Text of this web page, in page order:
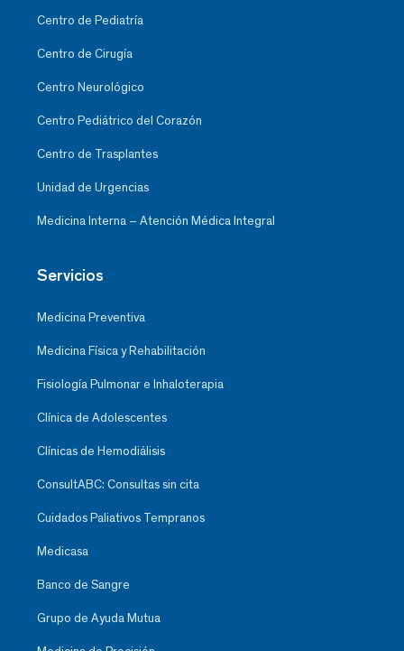
Centro de Pediatría
Centro de Cirugía
Centro Neurológico
Centro Pediátrico del Corazón
Centro de Trasplantes
Unidad de Urgencias
Medicina Interna – Atención Médica Integral
Servicios
Medicina Preventiva
Medicina Física y Rehabilitación
Fisiología Pulmonar e Inhaloterapia
Clínica de Adolescentes
Clínicas de Hemodiálisis
ConsultABC: Consultas sin cita
Cuidados Paliativos Tempranos
Medicasa
Banco de Sangre
Grupo de Ayuda Mutua